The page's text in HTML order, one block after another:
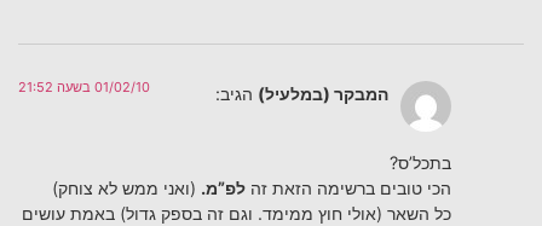
המבקר (במלעיל) הגיב: 01/02/10 בשעה 21:52
בתכל’ס?
הכי טובים ברשימה הזאת זה לפ”מ. (ואני ממש לא צוחק)
כל השאר (אולי חוץ ממימד. וגם זה בספק גדול) באמת עושים